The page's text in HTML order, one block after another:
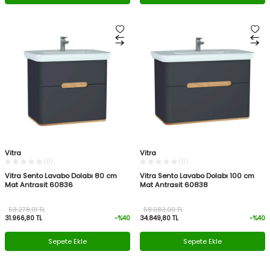
Vitra
(0)
Vitra Sento Lavabo Dolabı 80 cm
Mat Antrasit 60836
31.966,80 TL
53.278,01TL
-%40
Sepete Ekle
Vitra
(0)
Vitra Sento Lavabo Dolabı 100 cm
Mat Antrasit 60838
34.849,80 TL
58.083,00TL
-%40
Sepete Ekle